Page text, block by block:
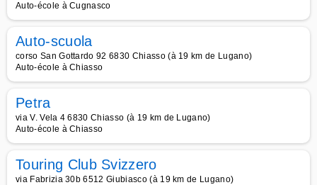
Auto-école à Cugnasco
Auto-scuola
corso San Gottardo 92 6830 Chiasso (à 19 km de Lugano)
Auto-école à Chiasso
Petra
via V. Vela 4 6830 Chiasso (à 19 km de Lugano)
Auto-école à Chiasso
Touring Club Svizzero
via Fabrizia 30b 6512 Giubiasco (à 19 km de Lugano)